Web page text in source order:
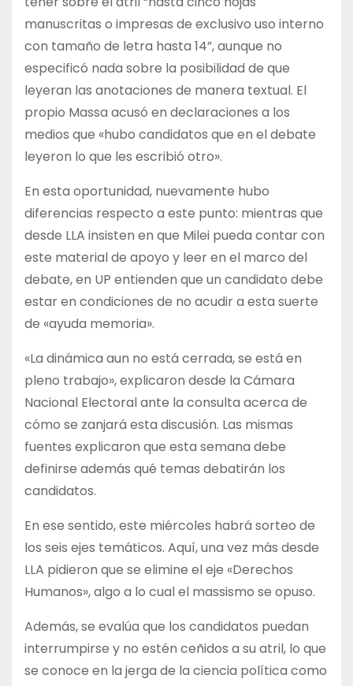
manuscritas o impresas de exclusivo uso interno
con tamaño de letra hasta 14”, aunque no
especificó nada sobre la posibilidad de que
leyeran las anotaciones de manera textual. El
propio Massa acusó en declaraciones a los
medios que «hubo candidatos que en el debate
leyeron lo que les escribió otro».
En esta oportunidad, nuevamente hubo
diferencias respecto a este punto: mientras que
desde LLA insisten en que Milei pueda contar con
este material de apoyo y leer en el marco del
debate, en UP entienden que un candidato debe
estar en condiciones de no acudir a esta suerte
de «ayuda memoria».
«La dinámica aun no está cerrada, se está en
pleno trabajo», explicaron desde la Cámara
Nacional Electoral ante la consulta acerca de
cómo se zanjará esta discusión. Las mismas
fuentes explicaron que esta semana debe
definirse además qué temas debatirán los
candidatos.
En ese sentido, este miércoles habrá sorteo de
los seis ejes temáticos. Aquí, una vez más desde
LLA pidieron que se elimine el eje «Derechos
Humanos», algo a lo cual el massismo se opuso.
Además, se evalúa que los candidatos puedan
interrumpirse y no estén ceñidos a su atril, lo que
se conoce en la jerga de la ciencia política como